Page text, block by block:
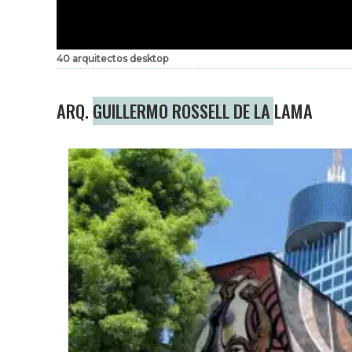
40 arquitectos desktop
ARQ. GUILLERMO ROSSELL DE LA LAMA